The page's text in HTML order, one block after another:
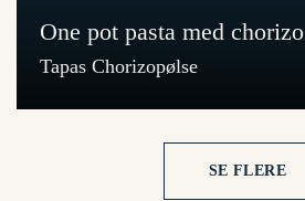
One pot pasta med
Tapas Chorizopølse
SE FLERE